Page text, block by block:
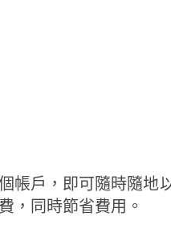
帳戶，即可隨時隨地
，同時節省費用。